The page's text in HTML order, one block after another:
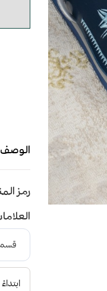
الوصف
و
رمز